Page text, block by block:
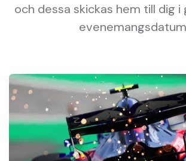
och dessa skickas hem till dig i